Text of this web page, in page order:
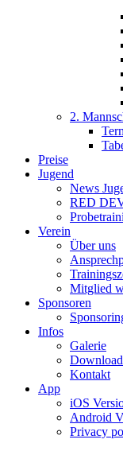
2.
Preise
Jugend
News
RED
Verein
Über uns
Mitglied
Sponsoren
Infos
Galerie
Kontakt
App
iOS
Android
Privacy